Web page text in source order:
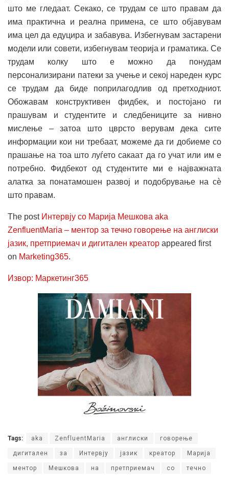
што ме гледаат. Секако, се трудам се што правам да
има практична и реална примена, се што објавувам
има цел да едуцира и забавува. Избегнувам застарени
модели или совети, избегнувам теорија и граматика. Се
трудам колку што е можно да понудам
персонализирани патеки за учење и секој нареден курс
се трудам да биде поприлагодлив од претходниот.
Обожавам конструктивен фидбек, и постојано ги
прашувам и студентите и следбениците за нивно
мислење – затоа што цврсто верувам дека сите
информации кои ни требаат, можеме да ги добиеме со
прашање на тоа што луѓето сакаат да го учат или им е
потребно. Фидбекот од студентите ми е најважната
алатка за понатамошен развој и подобрување на сѐ
што правам.
The post Интервју со Марија Мешкова aka
ZenfluentMaria – ментор за течно говорење на англиски
јазик, претприемач и дигитален креатор appeared first
on Marketing365.
Извор: Маркетинг365
Tags: aka ZenfluentMaria англиски говорење
дигитален за Интервју јазик креатор Марија
ментор Мешкова на претприемач со течно